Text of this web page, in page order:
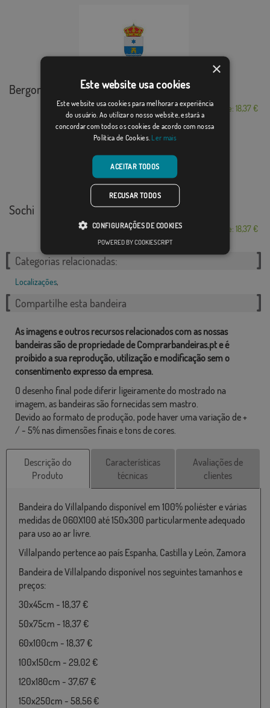
Bergondo
Desde: 18,37 €
Sochi
Desde: 18,37 €
Categorias relacionadas:
Localizações,
Compartilhe esta bandeira
As imagens e outros recursos relacionados com as nossas
bandeiras são de propriedade de Comprarbandeiras.pt e é
proibido a sua reprodução, utilização e modificação sem o
consentimento expresso da empresa.
O desenho final pode diferir ligeiramente do mostrado na
imagem, as bandeiras são fornecidas sem mastro.
Devido ao formato de produção, pode haver uma variação de +
/ - 5% nas dimensões finais e tons de cores.
Descrição do
Produto
Características
técnicas
Avaliações de
clientes
Bandeira do Villalpando disponível em 100% poliéster e várias
medidas de 060X100 até 150x300 particularmente adequado
para uso ao ar livre.
Villalpando pertence ao país Espanha, Castilla y León, Zamora
Bandeira de Villalpando disponível nos seguintes tamanhos e
preços:
30x45cm - 18,37 €
50x75cm - 18,37 €
60x100cm - 18,37 €
100x150cm - 29,02 €
120x180cm - 37,67 €
150x250cm - 58,56 €
×
Este website usa cookies
Este website usa cookies para melhorar a experiência
do usuário. Ao utilizar o nosso website, estará a
concordar com todos os cookies de acordo com nossa
Política de Cookies. Ler mais
ACEITAR TODOS
RECUSAR TODOS
CONFIGURAÇÕES DE COOKIES
POWERED BY COOKIESCRIPT